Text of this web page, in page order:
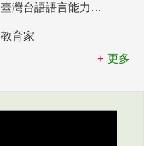
臺灣台語語言能力認證網站
教育家
更多